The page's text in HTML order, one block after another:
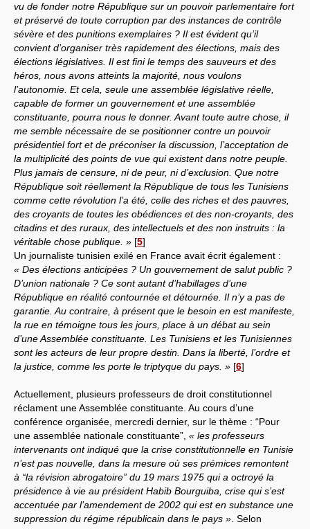
vu de fonder notre République sur un pouvoir parlementaire fort
et préservé de toute corruption par des instances de contrôle
sévère et des punitions exemplaires ? Il est évident qu’il
convient d’organiser très rapidement des élections, mais des
élections législatives. Il est fini le temps des sauveurs et des
héros, nous avons atteints la majorité, nous voulons
l’autonomie. Et cela, seule une assemblée législative réelle,
capable de former un gouvernement et une assemblée
constituante, pourra nous le donner. Avant toute autre chose, il
me semble nécessaire de se positionner contre un pouvoir
présidentiel fort et de préconiser la discussion, l’acceptation de
la multiplicité des points de vue qui existent dans notre peuple.
Plus jamais de censure, ni de peur, ni d’exclusion. Que notre
République soit réellement la République de tous les Tunisiens
comme cette révolution l’a été, celle des riches et des pauvres,
des croyants de toutes les obédiences et des non-croyants, des
citadins et des ruraux, des intellectuels et des non instruits : la
véritable chose publique. » [5]
Un journaliste tunisien exilé en France avait écrit également :
« Des élections anticipées ? Un gouvernement de salut public ?
D’union nationale ? Ce sont autant d’habillages d’une
République en réalité contournée et détournée. Il n’y a pas de
garantie. Au contraire, à présent que le besoin en est manifeste,
la rue en témoigne tous les jours, place à un débat au sein
d’une Assemblée constituante. Les Tunisiens et les Tunisiennes
sont les acteurs de leur propre destin. Dans la liberté, l’ordre et
la justice, comme les porte le triptyque du pays. » [6]
Actuellement, plusieurs professeurs de droit constitutionnel
réclament une Assemblée constituante. Au cours d’une
conférence organisée, mercredi dernier, sur le thème : “Pour
une assemblée nationale constituante”, « les professeurs
intervenants ont indiqué que la crise constitutionnelle en Tunisie
n’est pas nouvelle, dans la mesure où ses prémices remontent
à “la révision abrogatoire” du 19 mars 1975 qui a octroyé la
présidence à vie au président Habib Bourguiba, crise qui s’est
accentuée par l’amendement de 2002 qui est en substance une
suppression du régime républicain dans le pays » . Selon